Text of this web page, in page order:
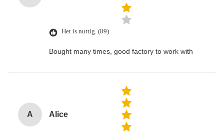
Het is nuttig. (89)
Bought many times, good factory to work with
A Alice